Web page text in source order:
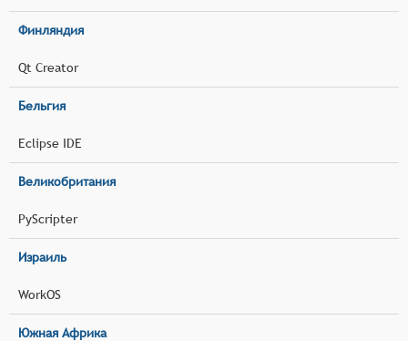
Финляндия
Qt Creator
Бельгия
Eclipse IDE
Великобритания
PyScripter
Израиль
WorkOS
Южная Африка